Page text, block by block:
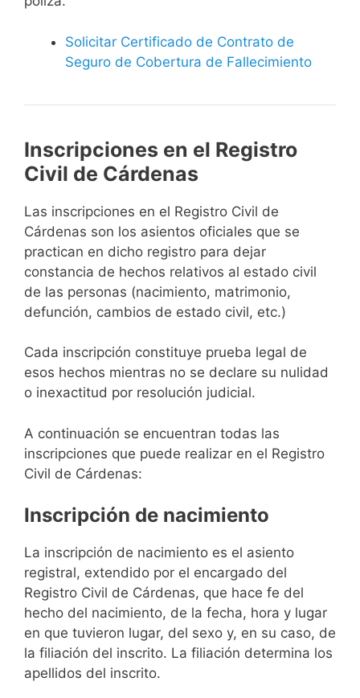
Solicitar Certificado de Contrato de
Seguro de Cobertura de Fallecimiento
Inscripciones en el Registro
Civil de Cárdenas
Las inscripciones en el Registro Civil de
Cárdenas son los asientos oficiales que se
practican en dicho registro para dejar
constancia de hechos relativos al estado civil
de las personas (nacimiento, matrimonio,
defunción, cambios de estado civil, etc.)
Cada inscripción constituye prueba legal de
esos hechos mientras no se declare su nulidad
o inexactitud por resolución judicial.
A continuación se encuentran todas las
inscripciones que puede realizar en el Registro
Civil de Cárdenas:
Inscripción de nacimiento
La inscripción de nacimiento es el asiento
registral, extendido por el encargado del
Registro Civil de Cárdenas, que hace fe del
hecho del nacimiento, de la fecha, hora y lugar
en que tuvieron lugar, del sexo y, en su caso, de
la filiación del inscrito. La filiación determina los
apellidos del inscrito.